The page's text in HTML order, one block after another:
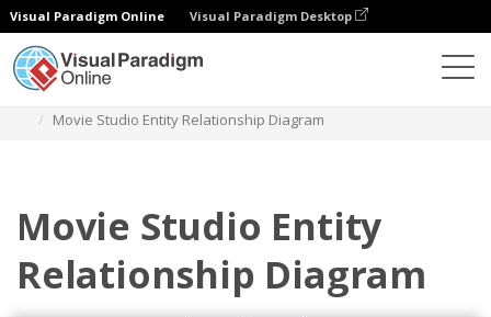
Visual Paradigm Online Visual Paradigm Desktop
Movie Studio Entity Relationship Diagram
Movie Studio Entity
Relationship Diagram